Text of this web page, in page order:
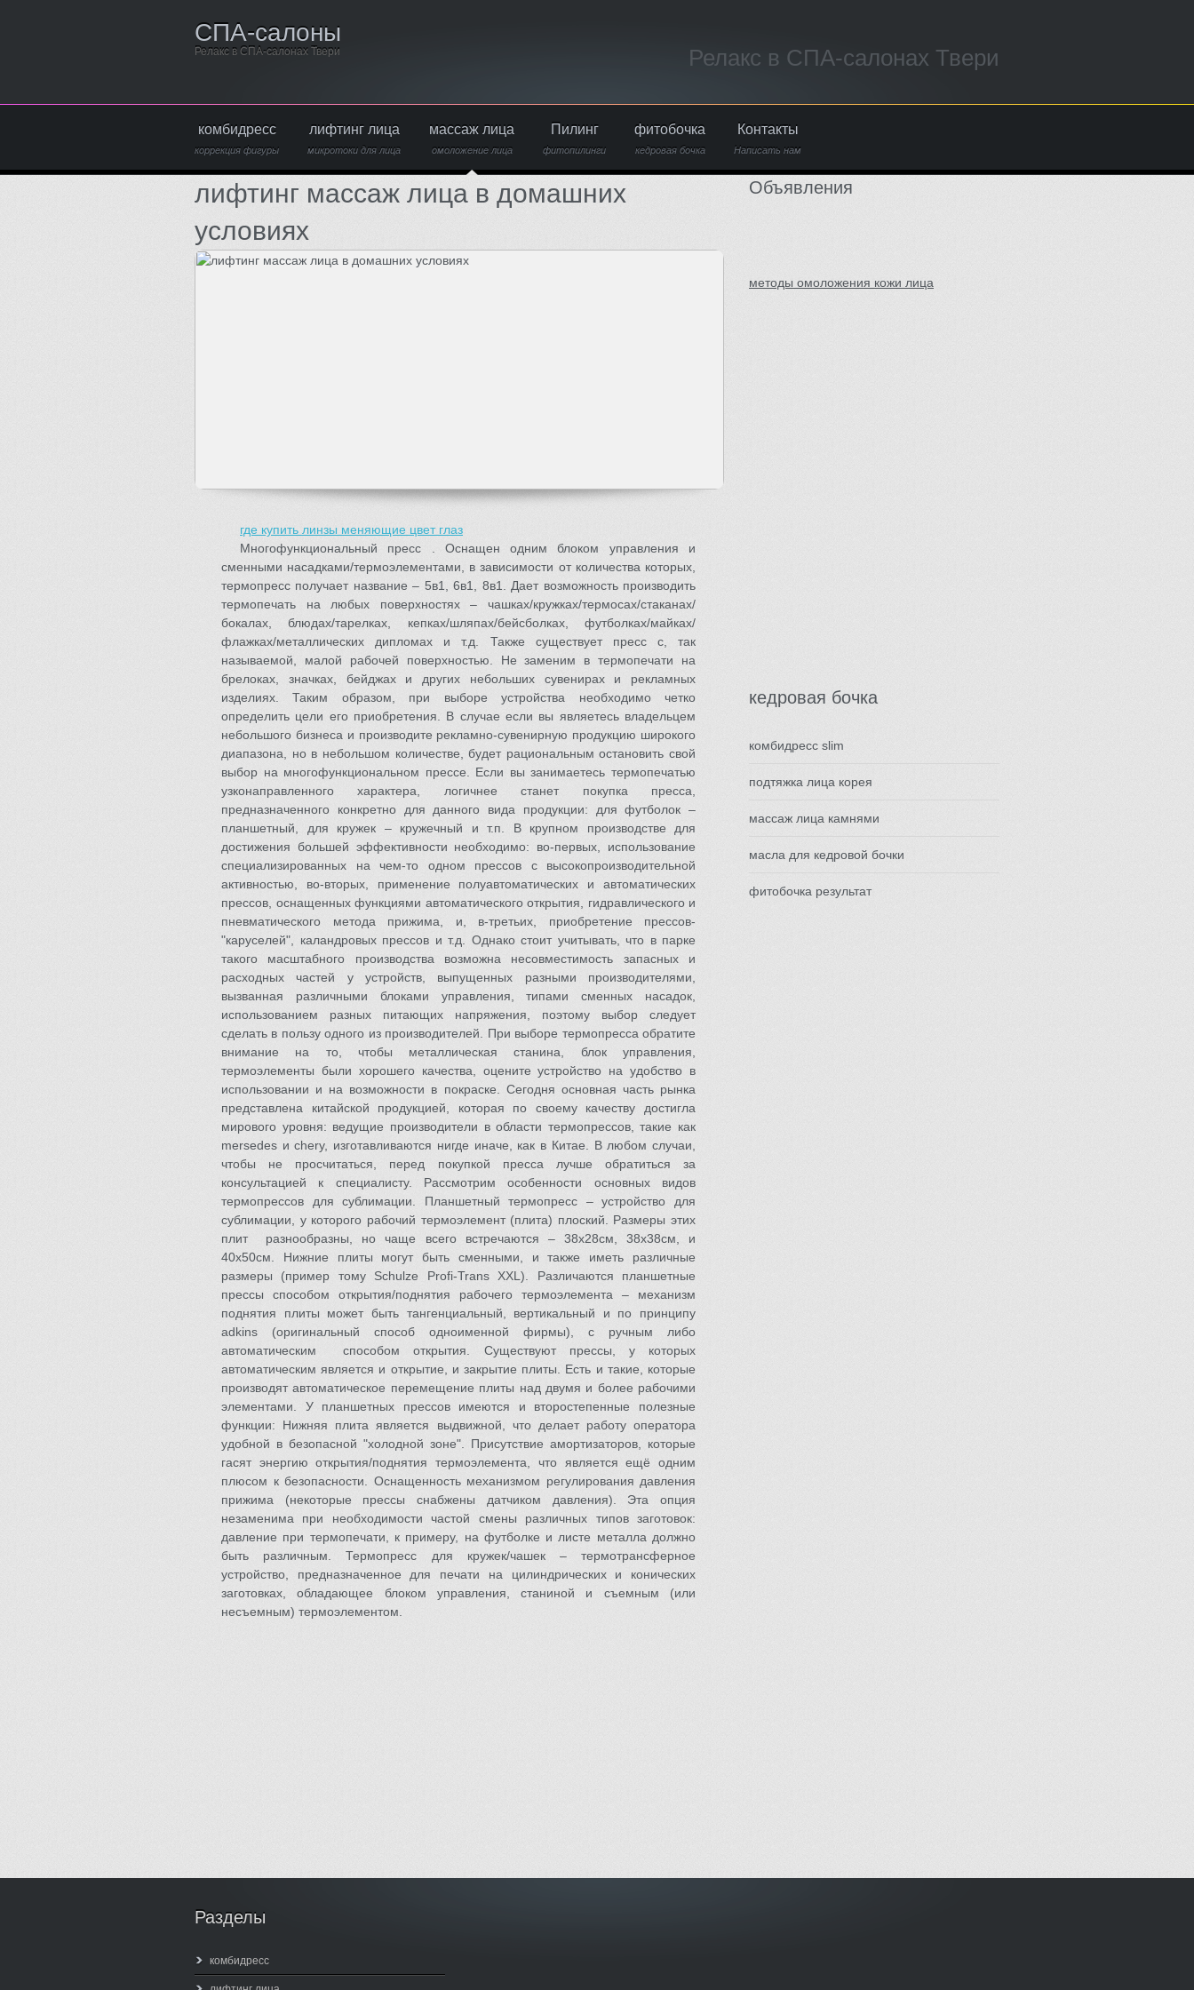
СПА-салоны
Релакс в СПА-салонах Твери Релакс в СПА-салонах Твери
комбидресс
коррекция фигуры
лифтинг лица
микротоки для лица
массаж лица
омоложение лица
Пилинг
фитопилинги
фитобочка
кедровая бочка
Контакты
Написать нам
лифтинг массаж лица в домашних
условиях
где купить линзы меняющие цвет глаз
Многофункциональный пресс . Оснащен одним блоком управления и
сменными насадками/термоэлементами, в зависимости от количества которых,
термопресс получает название – 5в1, 6в1, 8в1. Дает возможность производить
термопечать на любых поверхностях – чашках/кружках/термосах/стаканах/
бокалах, блюдах/тарелках, кепках/шляпах/бейсболках, футболках/майках/
флажках/металлических дипломах и т.д. Также существует пресс с, так
называемой, малой рабочей поверхностью. Не заменим в термопечати на
брелоках, значках, бейджах и других небольших сувенирах и рекламных
изделиях. Таким образом, при выборе устройства необходимо четко
определить цели его приобретения. В случае если вы являетесь владельцем
небольшого бизнеса и производите рекламно-сувенирную продукцию широкого
диапазона, но в небольшом количестве, будет рациональным остановить свой
выбор на многофункциональном прессе. Если вы занимаетесь термопечатью
узконаправленного характера, логичнее станет покупка пресса,
предназначенного конкретно для данного вида продукции: для футболок –
планшетный, для кружек – кружечный и т.п. В крупном производстве для
достижения большей эффективности необходимо: во-первых, использование
специализированных на чем-то одном прессов с высокопроизводительной
активностью, во-вторых, применение полуавтоматических и автоматических
прессов, оснащенных функциями автоматического открытия, гидравлического и
пневматического метода прижима, и, в-третьих, приобретение прессов-
"каруселей", каландровых прессов и т.д. Однако стоит учитывать, что в парке
такого масштабного производства возможна несовместимость запасных и
расходных частей у устройств, выпущенных разными производителями,
вызванная различными блоками управления, типами сменных насадок,
использованием разных питающих напряжения, поэтому выбор следует
сделать в пользу одного из производителей. При выборе термопресса обратите
внимание на то, чтобы металлическая станина, блок управления,
термоэлементы были хорошего качества, оцените устройство на удобство в
использовании и на возможности в покраске. Сегодня основная часть рынка
представлена китайской продукцией, которая по своему качеству достигла
мирового уровня: ведущие производители в области термопрессов, такие как
mersedes и chery, изготавливаются нигде иначе, как в Китае. В любом случаи,
чтобы не просчитаться, перед покупкой пресса лучше обратиться за
консультацией к специалисту. Рассмотрим особенности основных видов
термопрессов для сублимации. Планшетный термопресс – устройство для
сублимации, у которого рабочий термоэлемент (плита) плоский. Размеры этих
плит разнообразны, но чаще всего встречаются – 38x28см, 38х38см, и
40х50см. Нижние плиты могут быть сменными, и также иметь различные
размеры (пример тому Schulze Profi-Trans XXL). Различаются планшетные
прессы способом открытия/поднятия рабочего термоэлемента – механизм
поднятия плиты может быть тангенциальный, вертикальный и по принципу
adkins (оригинальный способ одноименной фирмы), с ручным либо
автоматическим способом открытия. Существуют прессы, у которых
автоматическим является и открытие, и закрытие плиты. Есть и такие, которые
производят автоматическое перемещение плиты над двумя и более рабочими
элементами. У планшетных прессов имеются и второстепенные полезные
функции: Нижняя плита является выдвижной, что делает работу оператора
удобной в безопасной "холодной зоне". Присутствие амортизаторов, которые
гасят энергию открытия/поднятия термоэлемента, что является ещё одним
плюсом к безопасности. Оснащенность механизмом регулирования давления
прижима (некоторые прессы снабжены датчиком давления). Эта опция
незаменима при необходимости частой смены различных типов заготовок:
давление при термопечати, к примеру, на футболке и листе металла должно
быть различным. Термопресс для кружек/чашек – термотрансферное
устройство, предназначенное для печати на цилиндрических и конических
заготовках, обладающее блоком управления, станиной и съемным (или
несъемным) термоэлементом.
Объявления
методы омоложения кожи лица
кедровая бочка
комбидресс slim
подтяжка лица корея
массаж лица камнями
масла для кедровой бочки
фитобочка результат
Разделы
комбидресс